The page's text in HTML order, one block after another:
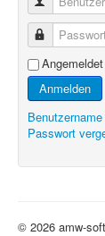
Passwort
Anmelden
Passwort
© 2026 amw-